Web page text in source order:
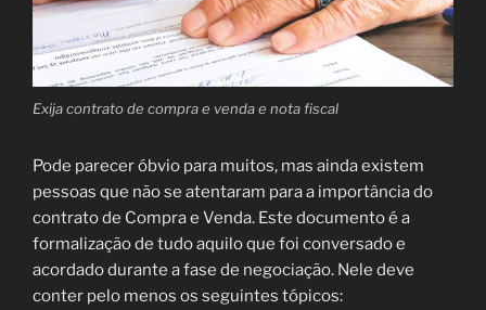
Exija contrato de compra e venda e nota fiscal
Pode parecer óbvio para muitos, mas ainda existem
pessoas que não se atentaram para a importância do
contrato de Compra e Venda. Este documento é a
formalização de tudo aquilo que foi conversado e
acordado durante a fase de negociação. Nele deve
conter pelo menos os seguintes tópicos: